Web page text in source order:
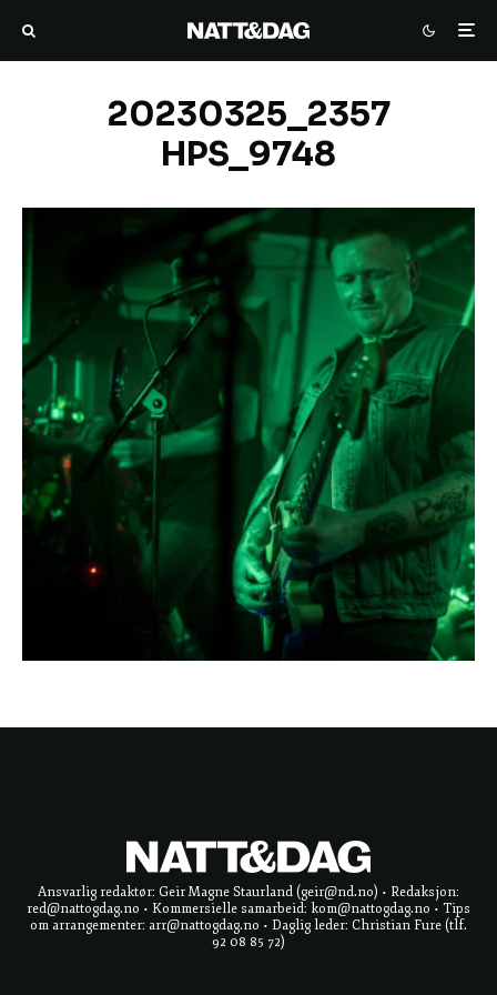
20230325_2357
HPS_9748
Ansvarlig redaktør: Geir Magne Staurland (geir@nd.no) • Redaksjon:
red@nattogdag.no • Kommersielle samarbeid: kom@nattogdag.no • Tips
om arrangementer: arr@nattogdag.no • Daglig leder: Christian Fure (tlf.
92 08 85 72)